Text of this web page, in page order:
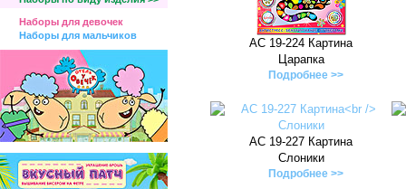
Наборы для девочек
Наборы для мальчиков
АС 19-224 Картина
Царапка
Подробнее >>
АС 19-227 Картина
Слоники
Подробнее >>